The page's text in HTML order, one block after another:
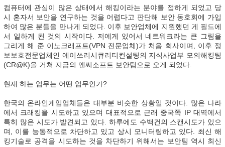
컴퓨터에 관심이 많은 상태에서 해킹이라는 분야를 접하게 되었고 당
시 혼자서 보안을 연구하는 것을 어렵다고 판단해 보안 동호회에 가입
하여 많은 분들을 만나게 되었다. 이후 보안업체에 지원했던 게 필드에
서 일하게 된 것의 시작이다. 저에게 있어서 네트워크라는 큰 그림을
그리게 해 준 이노크래프트(VPN 전문업체)가 처음 회사이며, 이후 정
보보호전문업체인 에이쓰리시큐리티컨설팅의 지식사업부 모의해킹팀
(CR@K)을 거쳐 지금의 엔씨소프트 보안팀으로 오게 되었다.
현재 하는 업무는 어떤 업무인가?
한국의 온라인게임업체들은 대부분 비슷한 상황일 것이다. 많은 나라
에서 크래킹을 시도하고 있으며 대표적으로 근래 중국쪽 IP 대역에서
특히 많은 시도가 발견되고 있다. 하루에도 수백건의 스캔시도가 있으
며, 이를 능동적으로 차단하고 있고 상시 모니터링하고 있다. 최신 해
킹기술로 공격을 시도하는 것을 차단하기 위해서는 보안팀 역시 최신